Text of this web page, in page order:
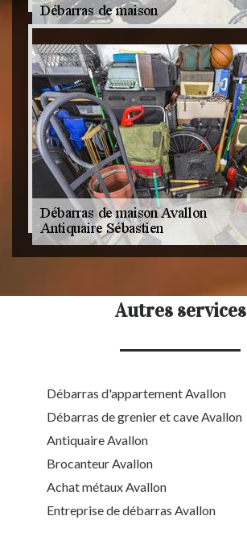
Autres services
Débarras d'appartement Avallon
Débarras de grenier et cave Avallon
Antiquaire Avallon
Brocanteur Avallon
Achat métaux Avallon
Entreprise de débarras Avallon